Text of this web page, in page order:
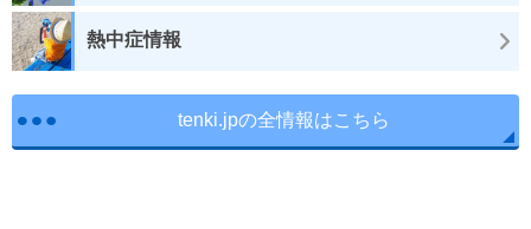
熱中症情報
tenki.jpの全情報はこちら